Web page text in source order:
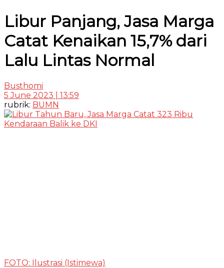
Libur Panjang, Jasa Marga
Catat Kenaikan 15,7% dari
Lalu Lintas Normal
Busthomi
5 June 2023 | 13:59
rubrik: BUMN
FOTO: Ilustrasi (Istimewa)